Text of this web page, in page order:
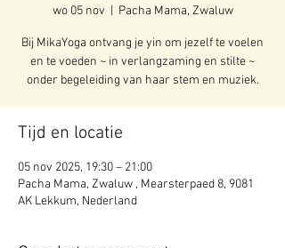
wo 05 nov Pacha Mama, Zwaluw
Bij MikaYoga ontvang je yin om jezelf te voelen
en te voeden ~ in verlangzaming en stilte ~
onder begeleiding van haar stem en muziek.
Tijd en locatie
05 nov 2025, 19:30 – 21:00
Pacha Mama, Zwaluw , Mearsterpaed 8, 9081
AK Lekkum, Nederland